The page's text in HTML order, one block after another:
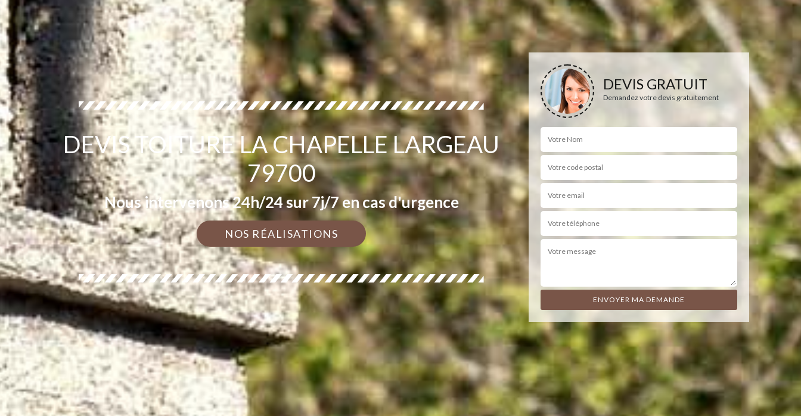
DEVIS TOITURE LA CHAPELLE LARGEAU
79700
Nous intervenons 24h/24 sur 7j/7 en cas d'urgence
NOS RÉALISATIONS
DEVIS GRATUIT
Demandez votre devis gratuitement